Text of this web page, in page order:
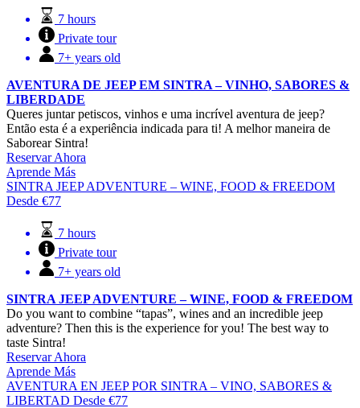
7 hours
Private tour
7+ years old
AVENTURA DE JEEP EM SINTRA – VINHO, SABORES &
LIBERDADE
Queres juntar petiscos, vinhos e uma incrível aventura de jeep?
Então esta é a experiência indicada para ti! A melhor maneira de
Saborear Sintra!
Reservar Ahora
Aprende Más
SINTRA JEEP ADVENTURE – WINE, FOOD & FREEDOM
Desde €77
7 hours
Private tour
7+ years old
SINTRA JEEP ADVENTURE – WINE, FOOD & FREEDOM
Do you want to combine “tapas”, wines and an incredible jeep
adventure? Then this is the experience for you! The best way to
taste Sintra!
Reservar Ahora
Aprende Más
AVENTURA EN JEEP POR SINTRA – VINO, SABORES &
LIBERTAD Desde €77